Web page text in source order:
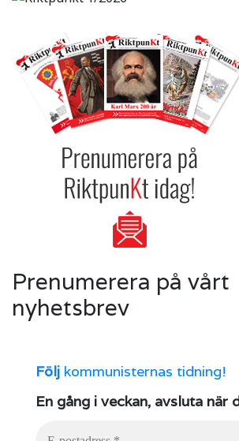
Prenumerera på vårt
nyhetsbrev
Följ kommunisternas tidning!
En gång i veckan, avsluta när